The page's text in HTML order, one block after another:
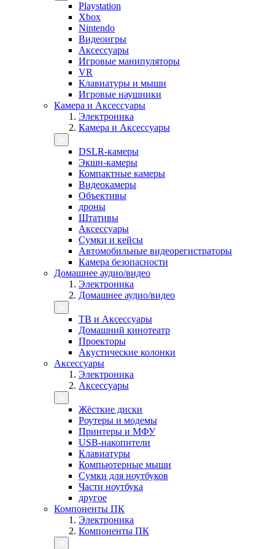
Playstation
Xbox
Nintendo
Видеоигры
Аксессуары
Игровые манипуляторы
VR
Клавиатуры и мыши
Игровые наушники
Камера и Аксессуары
Электроника
Камера и Аксессуары
DSLR-камеры
Экшн-камеры
Компактные камеры
Видеокамеры
Объективы
дроны
Штативы
Аксессуары
Сумки и кейсы
Автомобильные видеорегистраторы
Камера безопасности
Домашнее аудио/видео
Электроника
Домашнее аудио/видео
ТВ и Аксессуары
Домашний кинотеатр
Проекторы
Акустические колонки
Аксессуары
Электроника
Аксессуары
Жёсткие диски
Роутеры и модемы
Принтеры и МФУ
USB-накопители
Клавиатуры
Компьютерные мыши
Сумки для ноутбуков
Части ноутбука
другое
Компоненты ПК
Электроника
Компоненты ПК